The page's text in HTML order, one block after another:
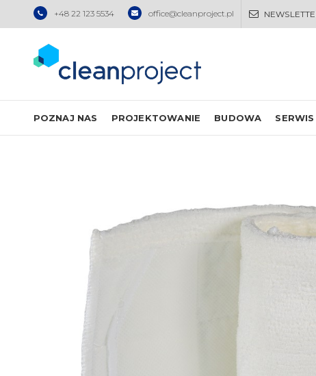
+48 22 123 5534 office@cleanproject.pl
POZNAJ NAS PROJEKTOWANIE BUDOWA SERWIS